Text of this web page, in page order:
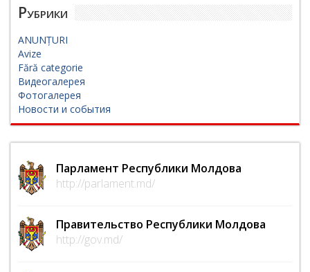
Рубрики
ANUNȚURI
Avize
Fără categorie
Видеогалерея
Фотогалерея
Новости и события
Парламент Республики Молдова
http://parlament.md/
Правительство Республики Молдова
http://gov.md/